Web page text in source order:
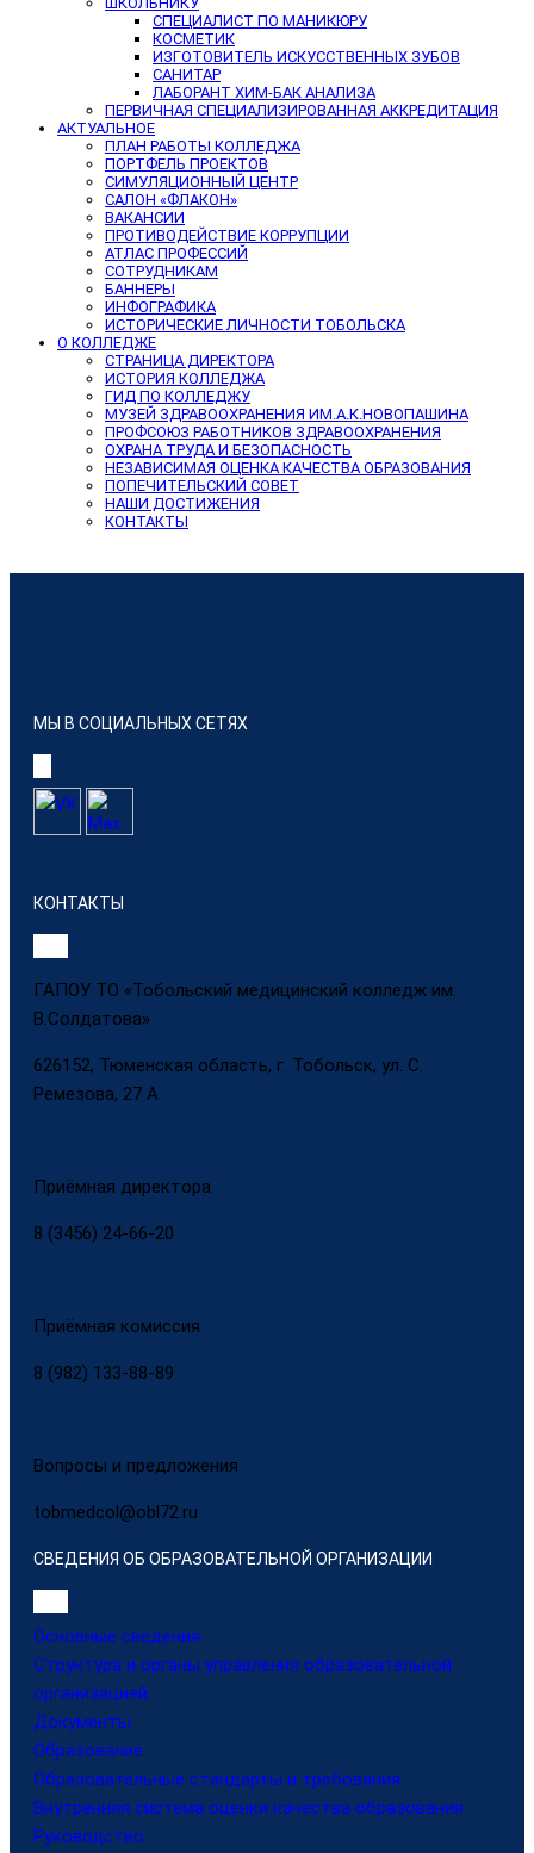
СПЕЦИАЛИСТ ПО МАНИКЮРУ
КОСМЕТИК
ИЗГОТОВИТЕЛЬ ИСКУССТВЕННЫХ ЗУБОВ
САНИТАР
ЛАБОРАНТ ХИМ-БАК АНАЛИЗА
ПЕРВИЧНАЯ СПЕЦИАЛИЗИРОВАННАЯ АККРЕДИТАЦИЯ
АКТУАЛЬНОЕ
ПЛАН РАБОТЫ КОЛЛЕДЖА
ПОРТФЕЛЬ ПРОЕКТОВ
СИМУЛЯЦИОННЫЙ ЦЕНТР
САЛОН «ФЛАКОН»
ВАКАНСИИ
ПРОТИВОДЕЙСТВИЕ КОРРУПЦИИ
АТЛАС ПРОФЕССИЙ
СОТРУДНИКАМ
БАННЕРЫ
ИНФОГРАФИКА
ИСТОРИЧЕСКИЕ ЛИЧНОСТИ ТОБОЛЬСКА
О КОЛЛЕДЖЕ
СТРАНИЦА ДИРЕКТОРА
ИСТОРИЯ КОЛЛЕДЖА
ГИД ПО КОЛЛЕДЖУ
МУЗЕЙ ЗДРАВООХРАНЕНИЯ ИМ.А.К.НОВОПАШИНА
ПРОФСОЮЗ РАБОТНИКОВ ЗДРАВООХРАНЕНИЯ
ОХРАНА ТРУДА И БЕЗОПАСНОСТЬ
НЕЗАВИСИМАЯ ОЦЕНКА КАЧЕСТВА ОБРАЗОВАНИЯ
ПОПЕЧИТЕЛЬСКИЙ СОВЕТ
НАШИ ДОСТИЖЕНИЯ
КОНТАКТЫ
МЫ В СОЦИАЛЬНЫХ СЕТЯХ
КОНТАКТЫ
ГАПОУ ТО «Тобольский медицинский колледж им.
В.Солдатова»
626152, Тюменская область, г. Тобольск, ул. С.
Ремезова, 27 А
Приёмная директора
8 (3456) 24-66-20
Приёмная комиссия
8 (982) 133-88-89
Вопросы и предложения
tobmedcol@obl72.ru
СВЕДЕНИЯ ОБ ОБРАЗОВАТЕЛЬНОЙ ОРГАНИЗАЦИИ
Основные сведения
Структура и органы управления образовательной
организацией
Документы
Образование
Образовательные стандарты и требования
Внутренняя система оценки качества образования
Руководство